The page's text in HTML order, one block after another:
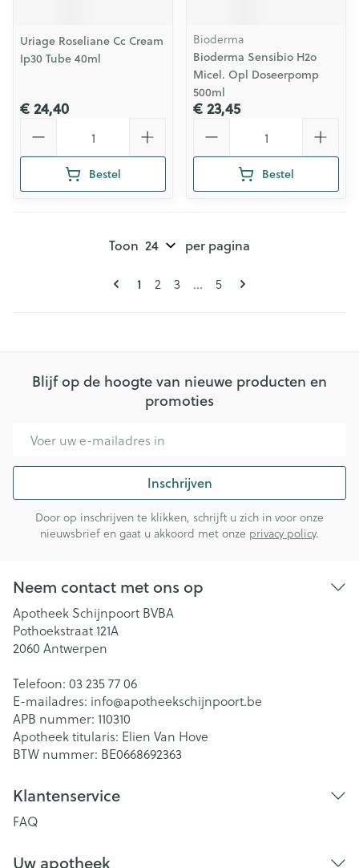
Uriage Roseliane Cc Cream
Ip30 Tube 40ml
€ 24,40
Bestel
Bioderma
Bioderma Sensibio H2o
Micel. Opl Doseerpomp
500ml
€ 23,45
Bestel
Pagina's
U lees momenteel pagina
1 Pagina
2 Pagina
3 ... Pagina
5
Toon per pagina
Blijf op de hoogte van nieuwe producten en
promoties
Inschrijven
Door op inschrijven te klikken, schrijft u zich in voor onze
nieuwsbrief en gaat u akkoord met onze privacy policy.
Neem contact met ons op
Apotheek Schijnpoort BVBA
Pothoekstraat 121A
2060 Antwerpen
Telefoon: 03 235 77 06
E-mailadres: info@apotheekschijnpoort.be
APB nummer: 110310
Apotheek titularis: Elien Van Hove
BTW nummer: BE0668692363
Klantenservice
FAQ
Uw apotheek